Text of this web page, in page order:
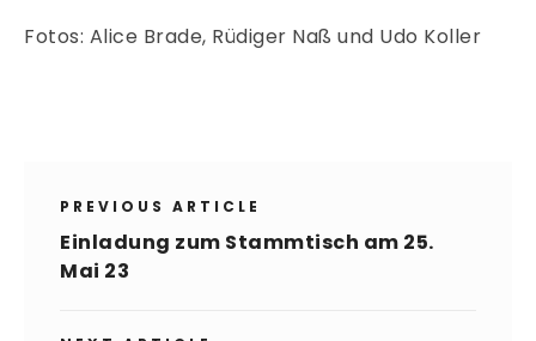
Fotos: Alice Brade, Rüdiger Naß und Udo Koller
PREVIOUS ARTICLE
Einladung zum Stammtisch am 25.
Mai 23